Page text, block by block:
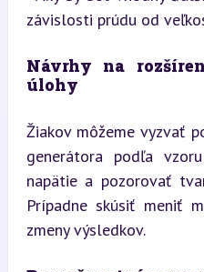
závislosti prúdu od
Návrhy na
úlohy
Žiakov môžeme vyzvať
generátora podľa
napätie a pozorovať
Prípadne skúsiť meniť
zmeny výsledkov.